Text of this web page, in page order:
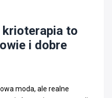
krioterapia to
i dobre
moda, ale realne